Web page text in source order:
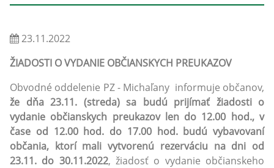
23.11.2022
ŽIADOSTI O VYDANIE OBČIANSKYCH PREUKAZOV
Obvodné oddelenie PZ - Michaľany informuje občanov,
že dňa 23.11. (streda) sa budú prijímať žiadosti o
vydanie občianskych preukazov len do 12.00 hod., v
čase od 12.00 hod. do 17.00 hod. budú vybavovaní
občania, ktorí mali vytvorenú rezerváciu na dni od
23.11. do 30.11.2022, žiadosť o vydanie občianskeho